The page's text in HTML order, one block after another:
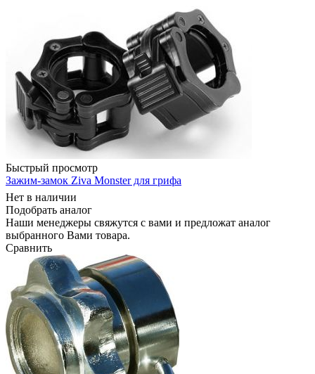
Быстрый просмотр
Зажим-замок Ziva Monster для грифа
Нет в наличии
Подобрать аналог
Наши менеджеры свяжутся с вами и предложат аналог
выбранного Вами товара.
Сравнить